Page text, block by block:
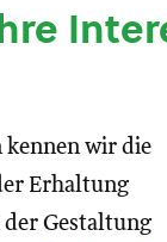
wir die
Erhaltung
Gestaltung